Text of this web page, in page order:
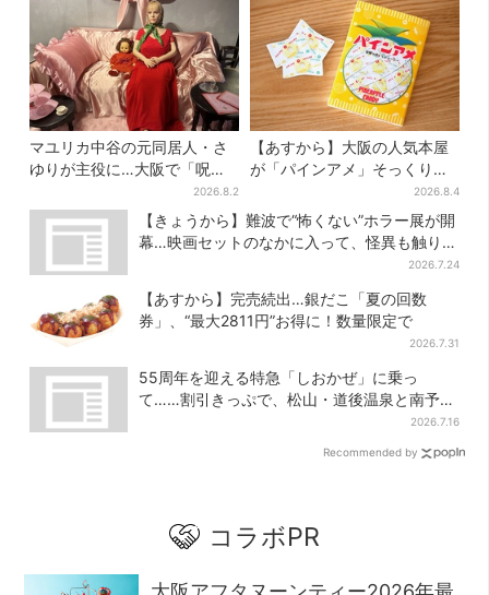
マユリカ中谷の元同居人・さ
ゆりが主役に…大阪で「呪物
展」開催、コンセプトは“呪物
たちのお茶会”
2026.8.2
【あすから】大阪の人気本屋
が「パインアメ」そっくりの
ブックカバー開発、梅田で先
行販売
2026.8.4
【きょうから】難波で“怖くない”ホラー展が開
幕…映画セットのなかに入って、怪異も触り放
2026.7.24
【あすから】完売続出…銀だこ「夏の回数
券」、“最大2811円”お得に！数量限定で
2026.7.31
55周年を迎える特急「しおかぜ」に乗っ
て……割引きっぷで、松山・道後温泉と南予を
2026.7.16
Recommended by
コラボPR